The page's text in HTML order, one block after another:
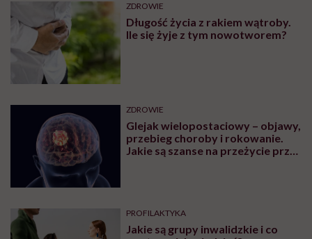
ZDROWIE
Długość życia z rakiem wątroby.
Ile się żyje z tym nowotworem?
ZDROWIE
Glejak wielopostaciowy – objawy,
przebieg choroby i rokowanie.
Jakie są szanse na przeżycie przy
PROFILAKTYKA
Jakie są grupy inwalidzkie i co